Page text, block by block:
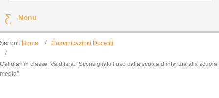
Menu
Sei qui: Home Comunicazioni Docenti
Cellulari in classe, Valditara: “Sconsigliato l’uso dalla scuola d’infanzia alla scuola
media”